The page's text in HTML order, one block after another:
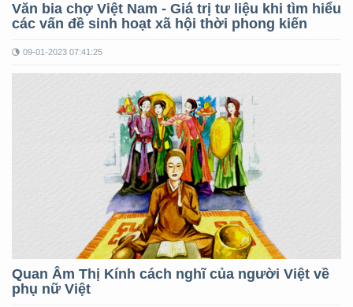
Văn bia chợ Việt Nam - Giá trị tư liệu khi tìm hiểu
các vấn đề sinh hoạt xã hội thời phong kiến
09-01-2023 07:41:25
Quan Âm Thị Kính cách nghĩ của người Việt về
phụ nữ Việt